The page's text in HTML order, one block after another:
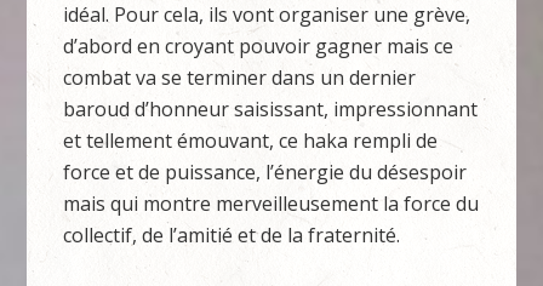
idéal. Pour cela, ils vont organiser une grève,
d’abord en croyant pouvoir gagner mais ce
combat va se terminer dans un dernier
baroud d’honneur saisissant, impressionnant
et tellement émouvant, ce haka rempli de
force et de puissance, l’énergie du désespoir
mais qui montre merveilleusement la force du
collectif, de l’amitié et de la fraternité.